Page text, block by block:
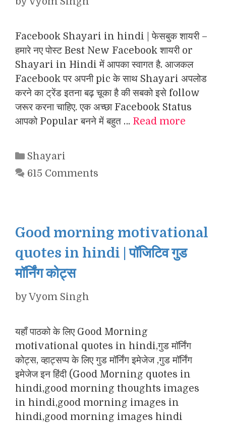
Facebook Shayari in hindi | फेसबुक शायरी –
हमारे नए पोस्ट Best New Facebook शायरी or
Shayari in Hindi में आपका स्वागत है. आजकल
Facebook पर अपनी pic के साथ Shayari अपलोड
करने का ट्रेंड इतना बढ़ चूका है की सबको इसे follow
जरूर करना चाहिए. एक अच्छा Facebook Status
आपको Popular बनने में बहुत … Read more
Categories
Shayari
615 Comments
Good morning motivational
quotes in hindi | पॉजिटिव गुड
मॉर्निंग कोट्स
byVyom Singh
यहाँ पाठको के लिए Good Morning
motivational quotes in hindi,गुड मॉर्निंग
कोट्स, व्हाट्सप्प के लिए गुड मॉर्निंग इमेजेज ,गुड मॉर्निंग
इमेजेज इन हिंदी (Good Morning quotes in
hindi,good morning thoughts images
in hindi,good morning images in
hindi,good morning images hindi